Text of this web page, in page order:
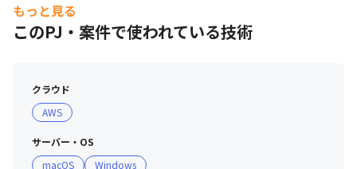
もっと見る
このPJ・案件で使われている技術
クラウド
AWS
サーバー・OS
macOS
Windows